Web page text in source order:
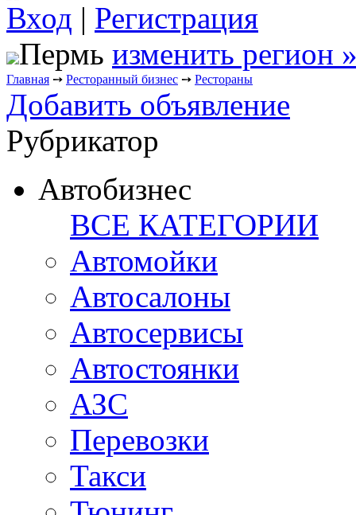
Вход | Регистрация
Пермь изменить регион
Главная ➙ Ресторанный бизнес ➙ Рестораны
Добавить объявление
Рубрикатор
Автобизнес
ВСЕ КАТЕГОРИИ
Автомойки
Автосалоны
Автосервисы
Автостоянки
АЗС
Перевозки
Такси